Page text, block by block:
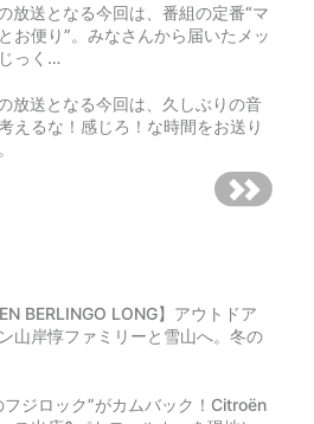
放送となる今回は、番組の定番“マ
お便り”。みなさんから届いたメッ
っく…
放送となる今回は、久しぶりの音
えるな！感じろ！な時間をお送り
BERLINGO LONG】アウトドア
山岸惇ファミリーと雪山へ。冬の
フジロック”がカムバック！Citroën